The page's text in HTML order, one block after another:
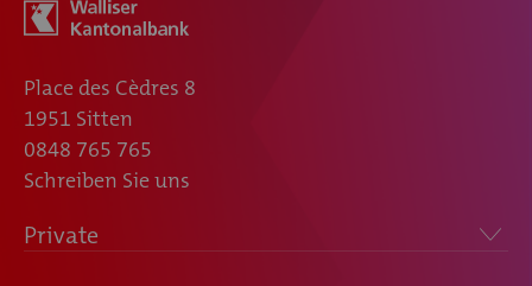
Place des Cèdres 8
1951 Sitten
0848 765 765
Schreiben Sie uns
Private